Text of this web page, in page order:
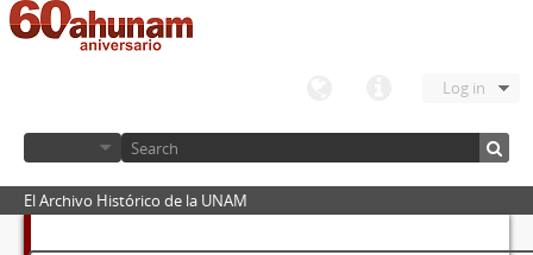
Log in
El Archivo Histórico de la UNAM